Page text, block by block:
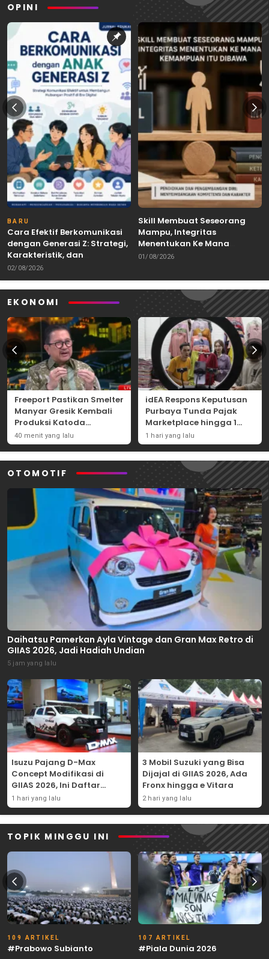
OPINI
BARU
Cara Efektif Berkomunikasi
dengan Generasi Z: Strategi,
Karakteristik, dan
Tantangannya
02/08/2026
Skill Membuat Seseorang
Mampu, Integritas
Menentukan Ke Mana
Kemampuan Itu Dibawa
01/08/2026
EKONOMI
Freeport Pastikan Smelter
Manyar Gresik Kembali
Produksi Katoda
Tembaga Mulai
September 2026
40 menit yang lalu
idEA Respons Keputusan
Purbaya Tunda Pajak
Marketplace hingga 1
November 2026
1 hari yang lalu
OTOMOTIF
Daihatsu Pamerkan Ayla Vintage dan Gran Max Retro di
GIIAS 2026, Jadi Hadiah Undian
5 jam yang lalu
Isuzu Pajang D-Max
Concept Modifikasi di
GIIAS 2026, Ini Daftar
Ubahannya
1 hari yang lalu
3 Mobil Suzuki yang Bisa
Dijajal di GIIAS 2026, Ada
Fronx hingga e Vitara
2 hari yang lalu
TOPIK MINGGU INI
109 ARTIKEL
#Prabowo Subianto
107 ARTIKEL
#Piala Dunia 2026